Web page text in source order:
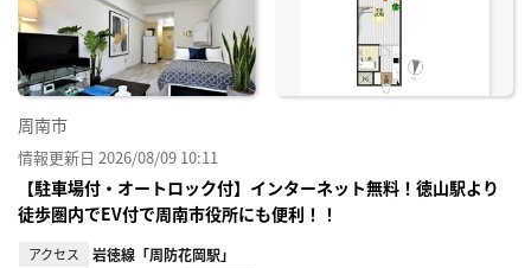
周南市
情報更新日 2026/08/09 10:11
【駐車場付・オートロック付】インターネット無料！徳山駅より
徒歩圏内でEV付で周南市役所にも便利！！
アクセス 岩徳線「周防花岡駅」